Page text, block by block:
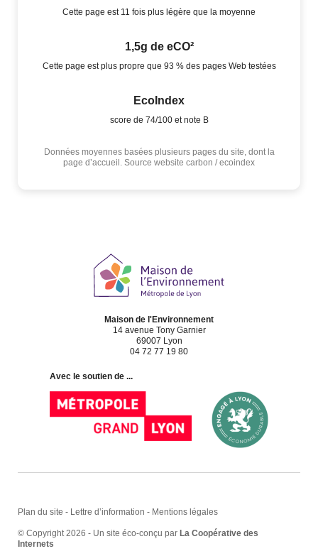
Cette page est 11 fois plus légère que la moyenne
1,5g de eCO²
Cette page est plus propre que 93 % des pages Web testées
EcoIndex
score de 74/100 et note B
Données moyennes basées plusieurs pages du site, dont la
page d’accueil. Source website carbon / ecoindex
Maison de l'Environnement
14 avenue Tony Garnier
69007 Lyon
04 72 77 19 80
Avec le soutien de ...
© Copyright 2026 - Un site éco-conçu par La Coopérative des
Internets
Plan du site - Lettre d’information - Mentions légales